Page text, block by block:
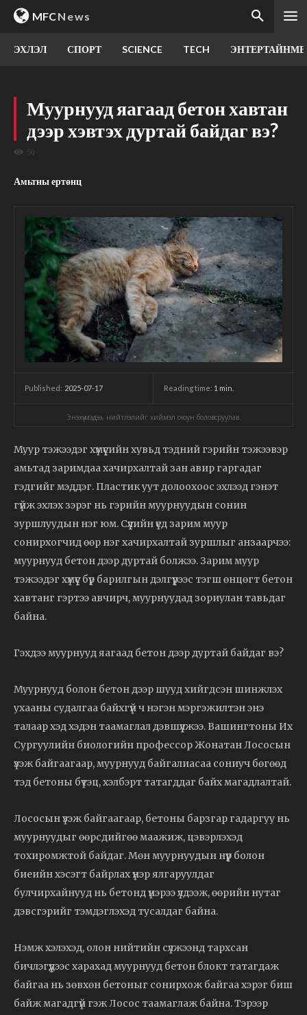
MFCNews
ЭХЛЭЛ СПОРТ SCIENCE TECH
Муурнууд яагаад бетон хавтан
дээр хэвтэх дуртай байдаг вэ?
50
Амьтны ертөнц
Published: 2025-07-17 Reading time: 1 min.
Энэхүү мэдээ, нийтлэлийг хиймэл оюун боловсруулав.
Муур тэжээдэг хүмүүсийн хувьд тэдний гэрийн тэжээвэр
амьтад заримдаа хачирхалтай зан авир гаргадаг
гэдгийг мэддэг. Пластик уут долоохоос эхлээд гэнэт
гүйж эхлэх зэрэг нь гэрийн муурнуудын сонин
зуршлуудын нэг юм. Сүүлийн үед зарим муур
сонирхогчид өөр нэг хачирхалтай зуршлыг анзаарчээ:
муурнууд бетон дээр дуртай болжээ. Зарим муур
тэжээдэг хүмүүс бүр барилгын дэлгүүрээс тэгш өнцөгт бетон
хавтанг гэртээ авчирч, муурнуудад зориулан тавьдаг
байна.
Гэхдээ муурнууд яагаад бетон дээр дуртай байдаг вэ?
Муурнууд болон бетон дээр шууд хийгдсэн шинжлэх
ухааны судалгаа байхгүй ч нэгэн мэргэжилтэн энэ
талаар хэд хэдэн таамаглал дэвшүүлжээ. Вашингтоны Их
Сургуулийн биологийн профессор Жонатан Лососын
үзэж байгаагаар, муурнууд байгалиасаа сониуч бөгөөд
тэд бетоны бүтэц, хэлбэрт татагддаг байх магадлалтай.
Лососын үзэж байгаагаар, бетоны барзгар гадаргуу нь
муурнуудыг өөрсдийгөө маажиж, цэвэрлэхэд
тохиромжтой байдаг. Мөн муурнуудын нүүр болон
биеийн хэсэгт байрлах үнэр ялгаруулдаг
булчирхайнууд нь бетонд үнэрээ үлдээж, өөрийн нутаг
дэвсгэрийг тэмдэглэхэд тусалдаг байна.
Нэмж хэлэхэд, олон нийтийн сүлжээнд тархсан
бичлэгүүдээс харахад муурнууд бетон блокт татагдаж
байгаа нь зөвхөн бетоныг сонирхож байгаа хэрэг биш
байж магадгүй гэж Лосос таамаглаж байна. Тэрээр